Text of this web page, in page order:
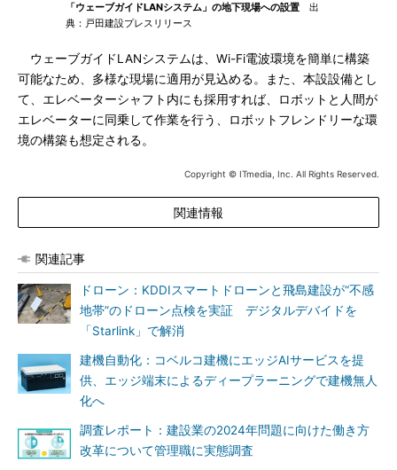
「ウェーブガイドLANシステム」の地下現場への設置 出
典：戸田建設プレスリリース
ウェーブガイドLANシステムは、Wi-Fi電波環境を簡単に構築
可能なため、多様な現場に適用が見込める。また、本設設備とし
て、エレベーターシャフト内にも採用すれば、ロボットと人間が
エレベーターに同乗して作業を行う、ロボットフレンドリーな環
境の構築も想定される。
Copyright © ITmedia, Inc. All Rights Reserved.
関連情報
関連記事
ドローン：KDDIスマートドローンと飛島建設が“不感
地帯”のドローン点検を実証 デジタルデバイドを
「Starlink」で解消
建機自動化：コベルコ建機にエッジAIサービスを提
供、エッジ端末によるディープラーニングで建機無人
化へ
調査レポート：建設業の2024年問題に向けた働き方
改革について管理職に実態調査